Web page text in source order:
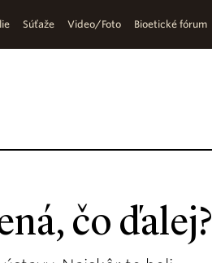
Súťaže Video/Foto Bioetické fórum
čo ďalej?